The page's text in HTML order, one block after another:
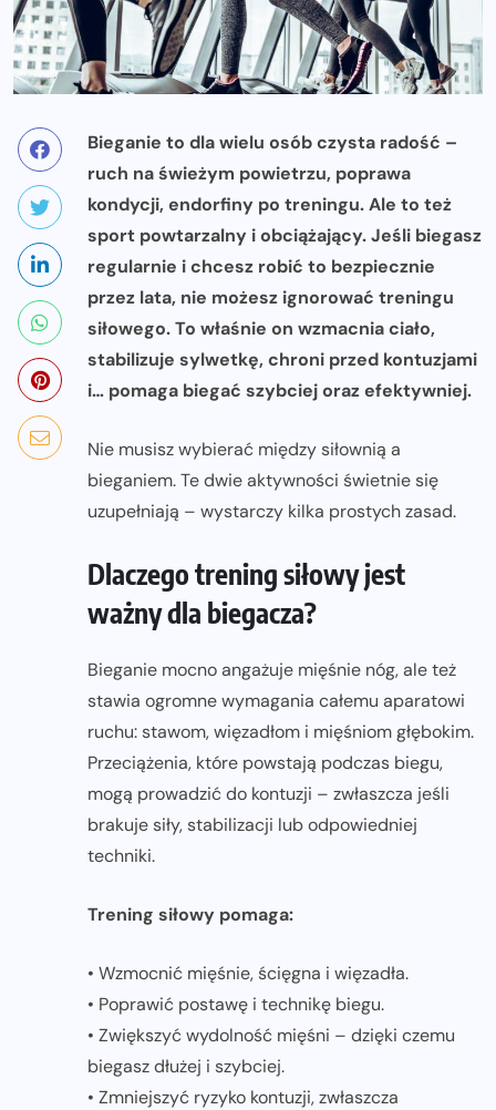
Bieganie to dla wielu osób czysta radość –
ruch na świeżym powietrzu, poprawa
kondycji, endorfiny po treningu. Ale to też
sport powtarzalny i obciążający. Jeśli biegasz
regularnie i chcesz robić to bezpiecznie
przez lata, nie możesz ignorować treningu
siłowego. To właśnie on wzmacnia ciało,
stabilizuje sylwetkę, chroni przed kontuzjami
i… pomaga biegać szybciej oraz efektywniej.
Nie musisz wybierać między siłownią a
bieganiem. Te dwie aktywności świetnie się
uzupełniają – wystarczy kilka prostych zasad.
Dlaczego trening siłowy jest
ważny dla biegacza?
Bieganie mocno angażuje mięśnie nóg, ale też
stawia ogromne wymagania całemu aparatowi
ruchu: stawom, więzadłom i mięśniom głębokim.
Przeciążenia, które powstają podczas biegu,
mogą prowadzić do kontuzji – zwłaszcza jeśli
brakuje siły, stabilizacji lub odpowiedniej
techniki.
Trening siłowy pomaga:
• Wzmocnić mięśnie, ścięgna i więzadła.
• Poprawić postawę i technikę biegu.
• Zwiększyć wydolność mięśni – dzięki czemu
biegasz dłużej i szybciej.
• Zmniejszyć ryzyko kontuzji, zwłaszcza